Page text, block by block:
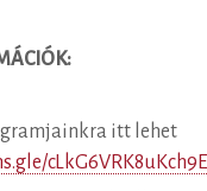
itt lehet